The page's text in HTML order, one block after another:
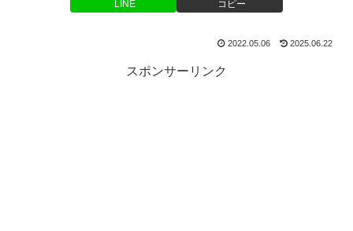
LINE コピー
2022.05.06 2025.06.22
スポンサーリンク